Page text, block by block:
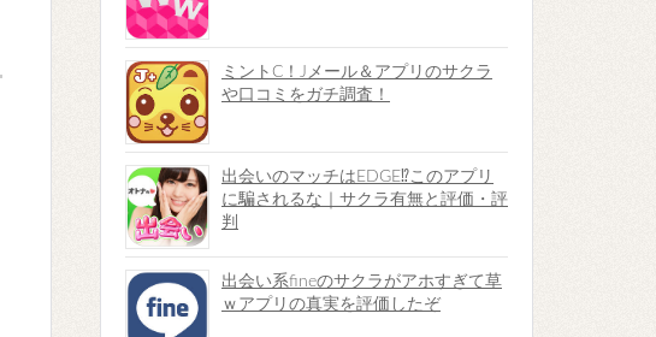
ミントC！Jメール＆アプリのサクラ
や口コミをガチ調査！
出会いのマッチはEDGE⁉︎このアプリ
に騙されるな｜サクラ有無と評価・評
判
出会い系fineのサクラがアホすぎて草
ｗアプリの真実を評価したぞ